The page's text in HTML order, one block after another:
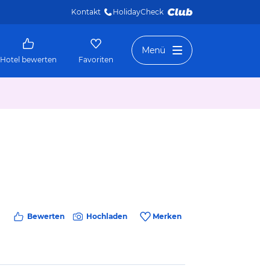
Kontakt HolidayCheck
Hotel bewerten Favoriten
Menü
Bewerten Hochladen Merken